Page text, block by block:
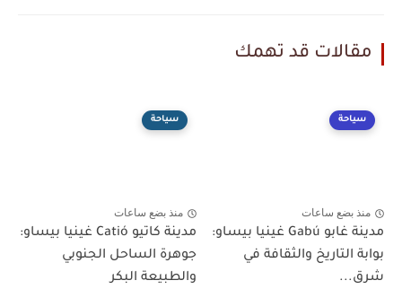
مقالات قد تهمك
سياحة
منذ بضع ساعات
مدينة غابو Gabú غينيا بيساو:
بوابة التاريخ والثقافة في
شرق...
سياحة
منذ بضع ساعات
مدينة كاتيو Catió غينيا بيساو:
جوهرة الساحل الجنوبي
والطبيعة البكر